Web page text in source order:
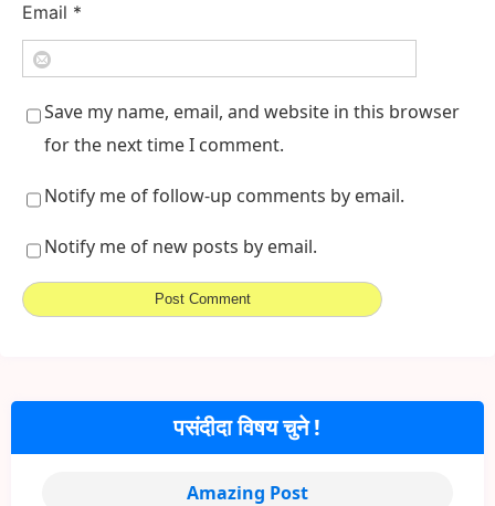
Email *
Save my name, email, and website in this browser
for the next time I comment.
Notify me of follow-up comments by email.
Notify me of new posts by email.
पसंदीदा विषय चुने !
Amazing Post